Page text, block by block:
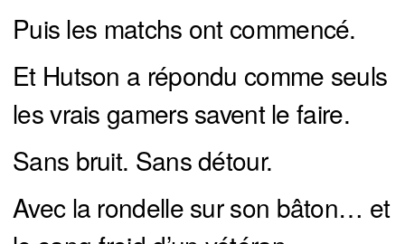
Puis les matchs ont commencé.
Et Hutson a répondu comme seuls
les vrais gamers savent le faire.
Sans bruit. Sans détour.
Avec la rondelle sur son bâton… et